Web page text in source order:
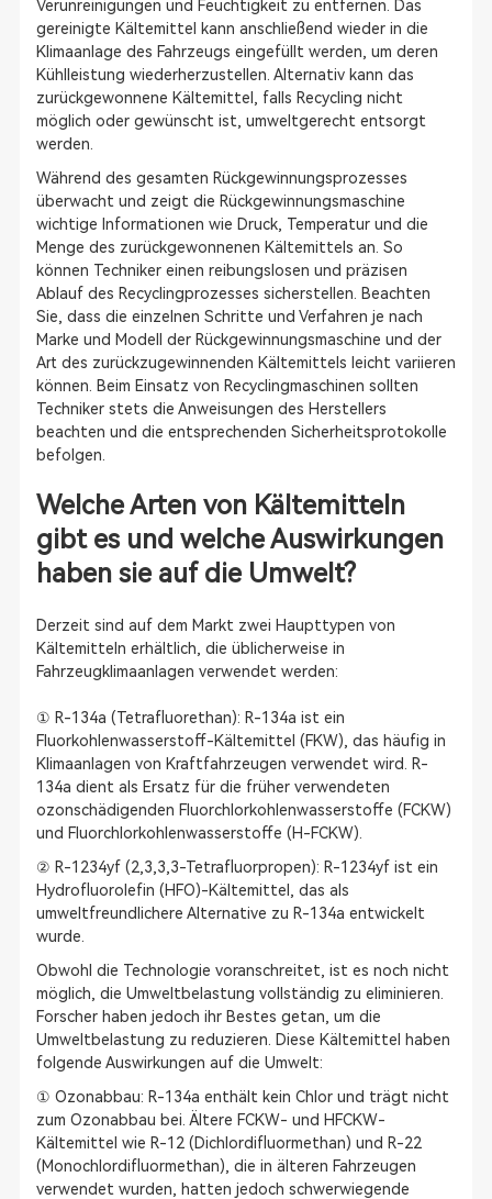
Verunreinigungen und Feuchtigkeit zu entfernen. Das
gereinigte Kältemittel kann anschließend wieder in die
Klimaanlage des Fahrzeugs eingefüllt werden, um deren
Kühlleistung wiederherzustellen. Alternativ kann das
zurückgewonnene Kältemittel, falls Recycling nicht
möglich oder gewünscht ist, umweltgerecht entsorgt
werden.
Während des gesamten Rückgewinnungsprozesses
überwacht und zeigt die Rückgewinnungsmaschine
wichtige Informationen wie Druck, Temperatur und die
Menge des zurückgewonnenen Kältemittels an. So
können Techniker einen reibungslosen und präzisen
Ablauf des Recyclingprozesses sicherstellen. Beachten
Sie, dass die einzelnen Schritte und Verfahren je nach
Marke und Modell der Rückgewinnungsmaschine und der
Art des zurückzugewinnenden Kältemittels leicht variieren
können. Beim Einsatz von Recyclingmaschinen sollten
Techniker stets die Anweisungen des Herstellers
beachten und die entsprechenden Sicherheitsprotokolle
befolgen.
Welche Arten von Kältemitteln
gibt es und welche Auswirkungen
haben sie auf die Umwelt?
Derzeit sind auf dem Markt zwei Haupttypen von
Kältemitteln erhältlich, die üblicherweise in
Fahrzeugklimaanlagen verwendet werden:
① R-134a (Tetrafluorethan): R-134a ist ein
Fluorkohlenwasserstoff-Kältemittel (FKW), das häufig in
Klimaanlagen von Kraftfahrzeugen verwendet wird. R-
134a dient als Ersatz für die früher verwendeten
ozonschädigenden Fluorchlorkohlenwasserstoffe (FCKW)
und Fluorchlorkohlenwasserstoffe (H-FCKW).
② R-1234yf (2,3,3,3-Tetrafluorpropen): R-1234yf ist ein
Hydrofluorolefin (HFO)-Kältemittel, das als
umweltfreundlichere Alternative zu R-134a entwickelt
wurde.
Obwohl die Technologie voranschreitet, ist es noch nicht
möglich, die Umweltbelastung vollständig zu eliminieren.
Forscher haben jedoch ihr Bestes getan, um die
Umweltbelastung zu reduzieren. Diese Kältemittel haben
folgende Auswirkungen auf die Umwelt:
① Ozonabbau: R-134a enthält kein Chlor und trägt nicht
zum Ozonabbau bei. Ältere FCKW- und HFCKW-
Kältemittel wie R-12 (Dichlordifluormethan) und R-22
(Monochlordifluormethan), die in älteren Fahrzeugen
verwendet wurden, hatten jedoch schwerwiegende